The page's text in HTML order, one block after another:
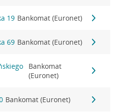
19 Bankomat (Euronet)
69 Bankomat (Euronet)
Bankomat
(Euronet)
Bankomat (Euronet)